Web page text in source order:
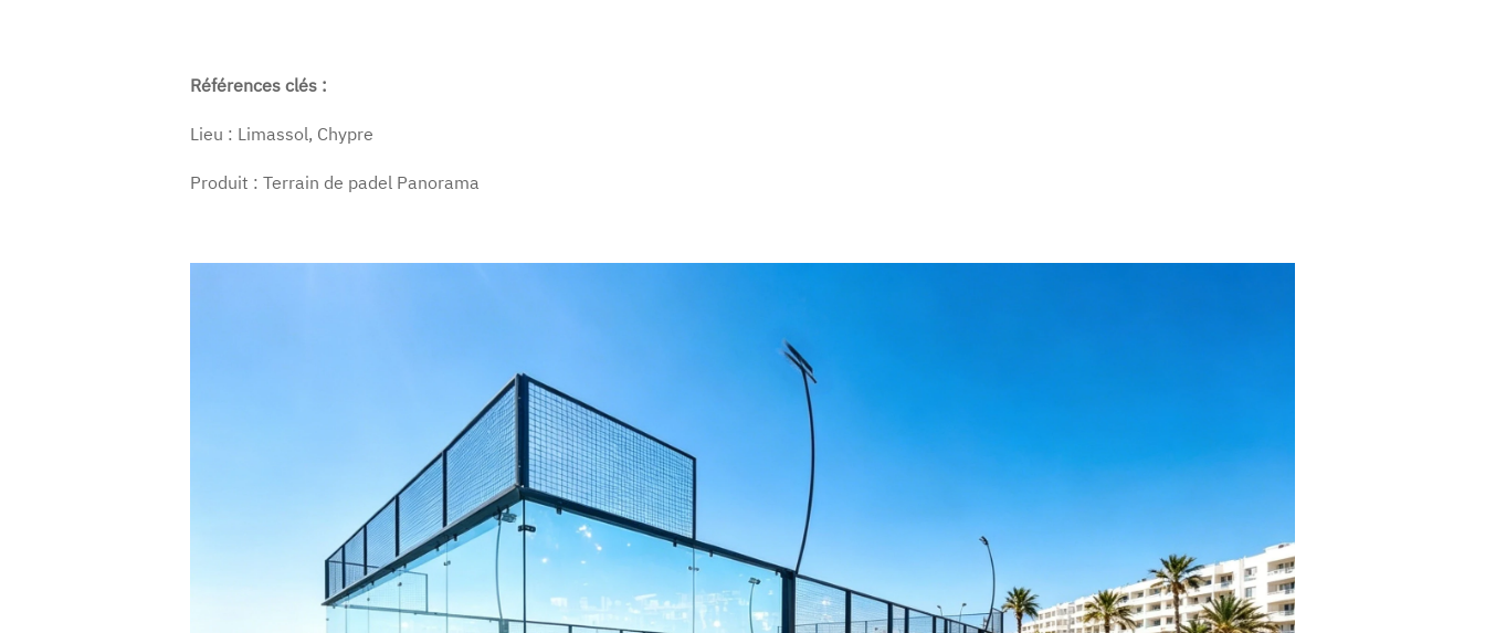
Références clés :
Lieu : Limassol, Chypre
Produit : Terrain de padel Panorama